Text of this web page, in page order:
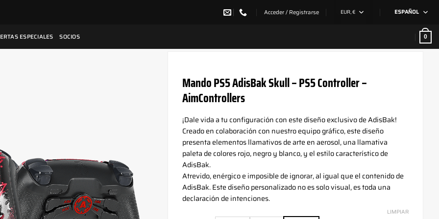
Acceder / Registrarse EUR, € ESPAÑOL
ESPECIALES SOCIOS 0
Mando PS5 AdisBak Skull – PS5 Controller –
AimControllers
¡Dale vida a tu configuración con este diseño exclusivo de AdisBak!
Creado en colaboración con nuestro equipo gráfico, este diseño
presenta elementos llamativos de arte en aerosol, una llamativa
paleta de colores rojo, negro y blanco, y el estilo característico de
AdisBak.
Atrevido, enérgico e imposible de ignorar, al igual que el contenido de
AdisBak. Este diseño personalizado no es solo visual, es toda una
declaración de intenciones.
LIMPIAR